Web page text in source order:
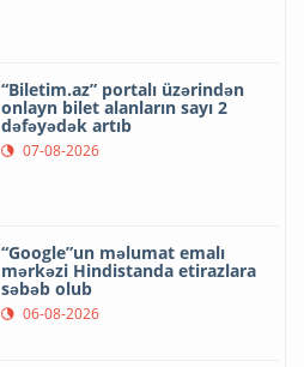
“Biletim.az” portalı üzərindən
onlayn bilet alanların sayı 2
dəfəyədək artıb
07-08-2026
“Google”un məlumat emalı
mərkəzi Hindistanda etirazlara
səbəb olub
06-08-2026